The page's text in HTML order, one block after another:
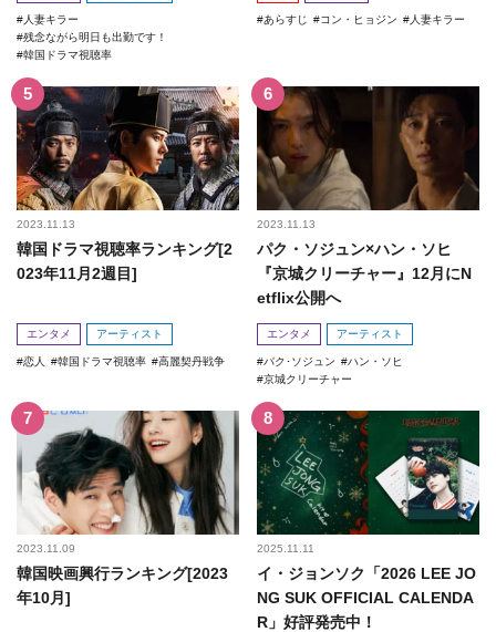
人妻キラー
残念ながら明日も出勤です！
韓国ドラマ視聴率
あらすじ コン・ヒョジン 人妻キラー
2023.11.13
韓国ドラマ視聴率ランキング[2
023年11月2週目]
エンタメ アーティスト
恋人 韓国ドラマ視聴率 高麗契丹戦争
2023.11.13
パク・ソジュン×ハン・ソヒ
『京城クリーチャー』12月にN
etflix公開へ
エンタメ アーティスト
パク･ソジュン
ハン・ソヒ
京城クリーチャー
2023.11.09
韓国映画興行ランキング[2023
年10月]
2025.11.11
イ・ジョンソク「2026 LEE JO
NG SUK OFFICIAL CALENDA
R」好評発売中！